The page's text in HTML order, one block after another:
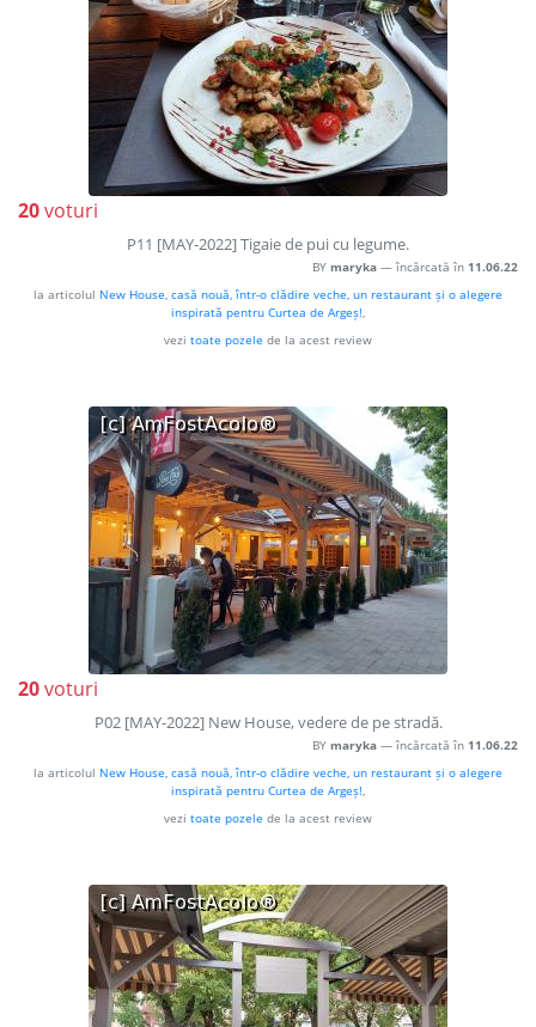
20voturi
P11 [MAY-2022] Tigaie de pui cu legume.
BY maryka — încărcată în 11.06.22
la articolul New House, casă nouă, într-o clădire veche, un restaurant și o alegere
inspirată pentru Curtea de Argeș!,
vezi toate pozele de la acest review
20voturi
P02 [MAY-2022] New House, vedere de pe stradă.
BY maryka — încărcată în 11.06.22
la articolul New House, casă nouă, într-o clădire veche, un restaurant și o alegere
inspirată pentru Curtea de Argeș!,
vezi toate pozele de la acest review